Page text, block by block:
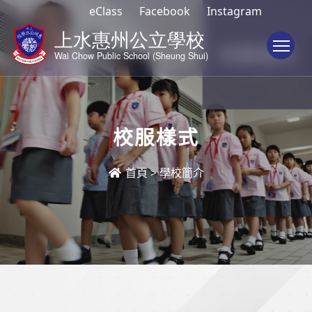
eClass Facebook Instagram
校服樣式
首頁>學校簡介